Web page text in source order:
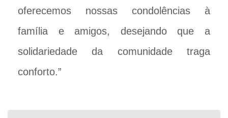
oferecemos nossas condolências à
família e amigos, desejando que a
solidariedade da comunidade traga
conforto.”